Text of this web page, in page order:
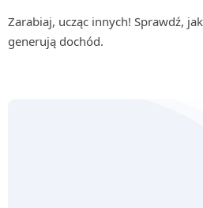
Zarabiaj, ucząc innych! Sprawdź,
generują dochód.